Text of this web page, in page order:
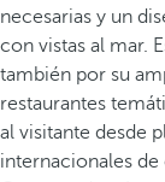
necesarias y un
con vistas al mar.
también por su
restaurantes
al visitante desde
internacionales de